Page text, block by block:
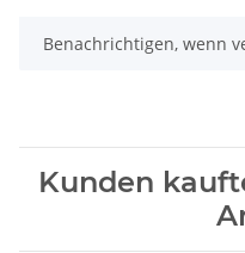
Benachrichtigen, wenn
Kunden